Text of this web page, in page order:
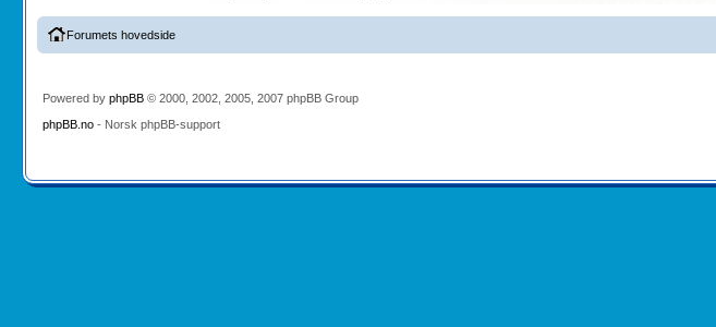
Forumets hovedside
Powered by phpBB© 2000, 2002, 2005, 2007 phpBB Group
phpBB.no- Norsk phpBB-support